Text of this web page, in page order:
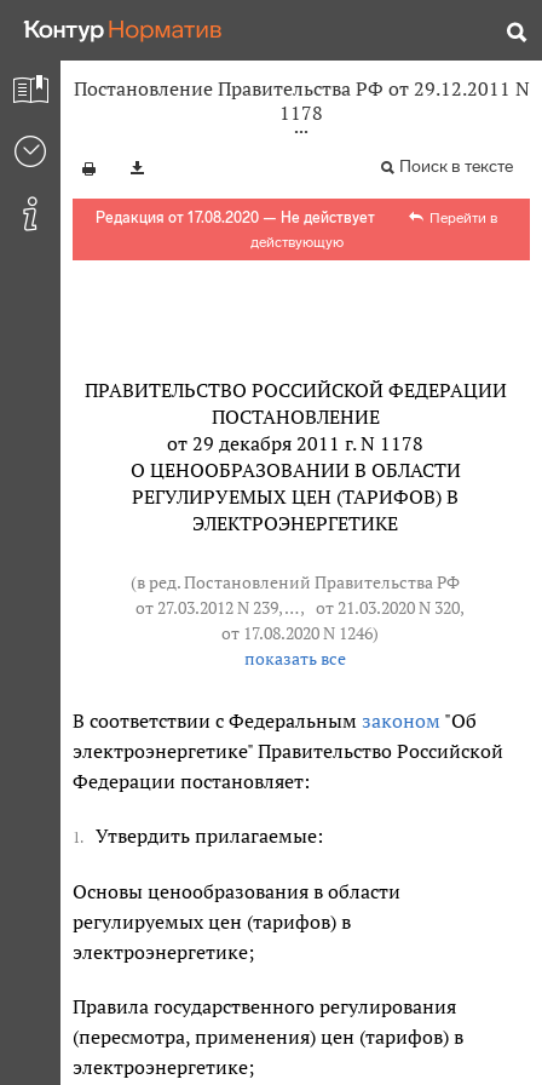
Постановление Правительства РФ от 29.12.2011 N
1178
Поиск в тексте
Редакция от 17.08.2020 — Не действует
Перейти в
действующую
ПРАВИТЕЛЬСТВО РОССИЙСКОЙ ФЕДЕРАЦИИ
ПОСТАНОВЛЕНИЕ
от 29 декабря 2011 г. N 1178
О ЦЕНООБРАЗОВАНИИ В ОБЛАСТИ
РЕГУЛИРУЕМЫХ ЦЕН (ТАРИФОВ) В
ЭЛЕКТРОЭНЕРГЕТИКЕ
(в ред. Постановлений Правительства РФ
от 27.03.2012 N 239, … , от 21.03.2020 N 320,
от 17.08.2020 N 1246)
показать все
В соответствии с Федеральным законом "Об
электроэнергетике" Правительство Российской
Федерации постановляет:
1. Утвердить прилагаемые:
Основы ценообразования в области
регулируемых цен (тарифов) в
электроэнергетике;
Правила государственного регулирования
(пересмотра, применения) цен (тарифов) в
электроэнергетике;